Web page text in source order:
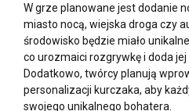
W grze planowane jest dodanie
miasto nocą, wiejska droga czy
środowisko będzie miało
co urozmaici rozgrywkę i doda
Dodatkowo, twórcy planują
personalizacji kurczaka, aby
swojego unikalnego bohatera.